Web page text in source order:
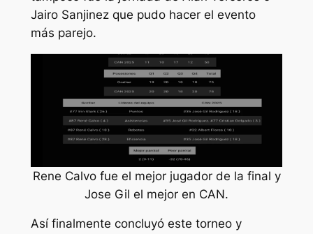
Jairo Sanjinez que pudo hacer el evento
más parejo.
Rene Calvo fue el mejor jugador de la final y
Jose Gil el mejor en CAN.
Así finalmente concluyó este torneo y